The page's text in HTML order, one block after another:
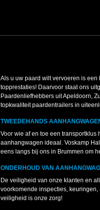
Als u uw paard wilt vervoeren is
topprestaties! Daarvoor staat ons
Paardenliefhebbers uit Apeldoorn,
topkwaliteit paardentrailers in
TWEEDEHANDS
Voor wie af en toe een
aanhangwagen ideaal. Voskamp
eens langs bij ons in Brummen om
ONDERHOUD VAN
De veiligheid van onze klanten en
voorkomende inspecties,
veiligheid is onze zorg!